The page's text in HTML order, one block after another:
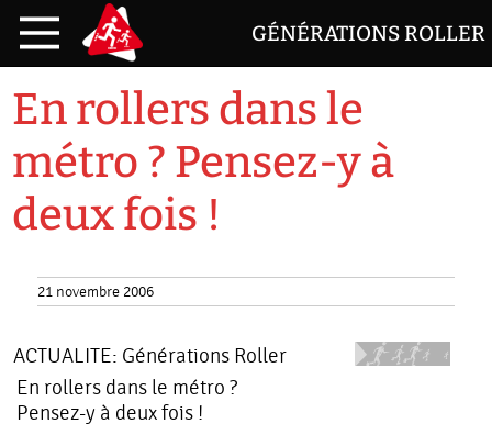
GÉNÉRATIONS ROLLER
En rollers dans le
métro ? Pensez-y à
deux fois !
21 novembre 2006
ACTUALITE: Générations Roller
En rollers dans le métro ?
Pensez-y à deux fois !